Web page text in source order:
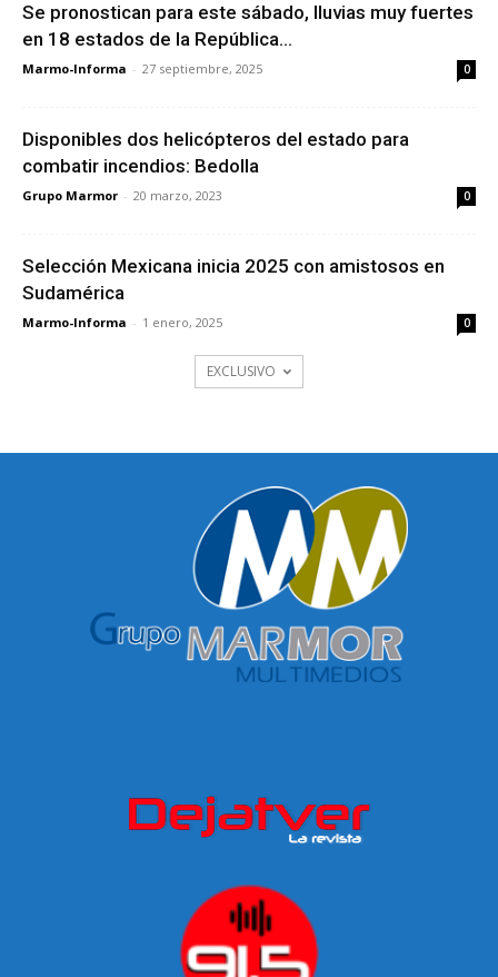
Se pronostican para este sábado, lluvias muy fuertes
en 18 estados de la República...
Marmo-Informa - 27 septiembre, 2025 0
Disponibles dos helicópteros del estado para
combatir incendios: Bedolla
Grupo Marmor - 20 marzo, 2023 0
Selección Mexicana inicia 2025 con amistosos en
Sudamérica
Marmo-Informa - 1 enero, 2025 0
EXCLUSIVO